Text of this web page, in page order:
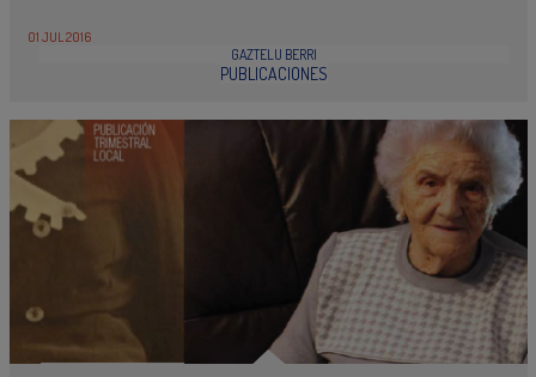
01 JUL 2016
GAZTELU BERRI
PUBLICACIONES